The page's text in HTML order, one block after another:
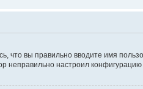
что вы правильно вводите имя
неправильно настроил